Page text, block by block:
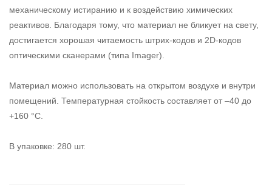
механическому истиранию и к воздействию химических
реактивов. Благодаря тому, что материал не бликует на свету,
достигается хорошая читаемость штрих-кодов и 2D-кодов
оптическими сканерами (типа Imager).
Материал можно использовать на открытом воздухе и внутри
помещений. Температурная стойкость составляет от –40 до
+160 °С.
В упаковке: 280 шт.